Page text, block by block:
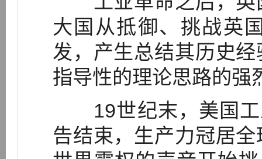
大国从抵御、挑战英
发，产生总结其历史
指导性的理论思路的强
19世纪末，美国工
告结束，生产力冠居